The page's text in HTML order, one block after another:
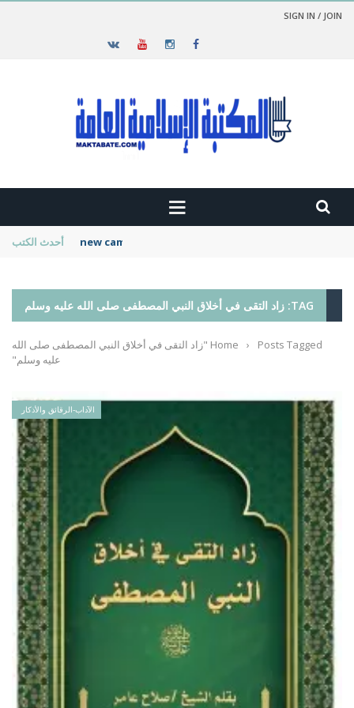
SIGN IN / JOIN
أحدث الكتب new cambridge history of islam
TAG: زاد التقى في أخلاق النبي المصطفى صلى الله عليه وسلم
Home ›
Posts Tagged "زاد التقى في أخلاق النبي المصطفى صلى الله
عليه وسلم"
الآداب-الرقائق والأذكار